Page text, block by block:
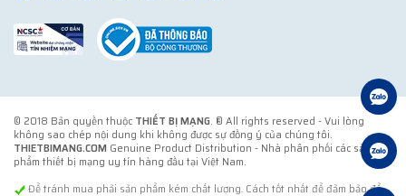
© 2018 Bản quyền thuộc THIẾT BỊ MẠNG. ® All rights reserved - Vui lòng
không sao chép nội dung khi không được sự đồng ý của chúng tôi.
THIETBIMANG.COM Genuine Product Distribution - Nhà phân phối các sản
phẩm thiết bị mạng uy tín hàng đầu tại Việt Nam.
Để tránh mua phải sản phẩm kém chất lượng. Cách tốt nhất để đảm bảo để